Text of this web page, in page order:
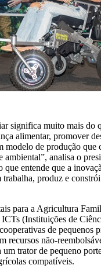
significa muito mais do
alimentar, promover
modelo de produção que
analisa o
entende que a
produz e
para a Agricultura
(Instituições de
de pequenos
recursos não-
trator de pequeno
compatíveis.